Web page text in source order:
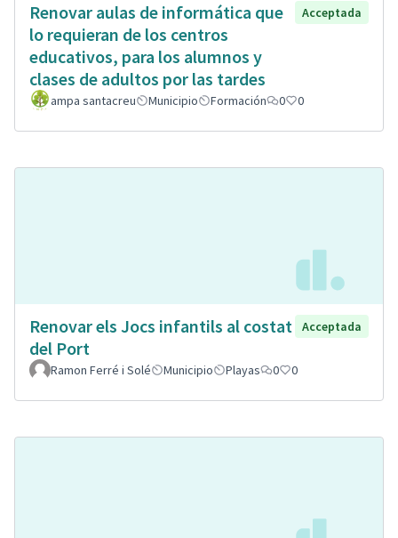
Renovar aulas de informática que
lo requieran de los centros
educativos, para los alumnos y
clases de adultos por las tardes
Acceptada
ampa santacreu Municipio Formación 0 0
Renovar els Jocs infantils al costat
del Port
Acceptada
Ramon Ferré i Solé Municipio Playas 0 0